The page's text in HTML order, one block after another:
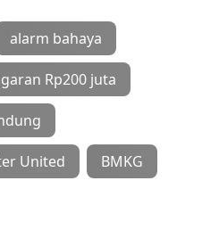
alarm bahaya
Rp200 juta
United BMKG